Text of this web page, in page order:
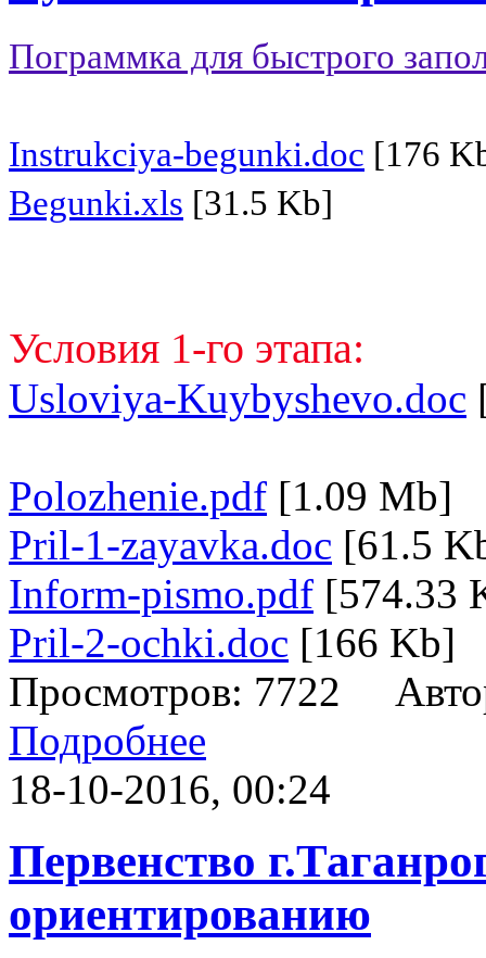
Пограммка для быстрого
Instrukciya-begunki.doc [176
Begunki.xls [31.5 Kb]
Условия 1-го этапа:
Usloviya-Kuybyshevo.doc
Polozhenie.pdf [1.09 Mb]
Pril-1-zayavka.doc [61.5
Inform-pismo.pdf [574.33
Pril-2-ochki.doc [166 Kb]
Просмотров: 7722
Подробнее
18-10-2016, 00:24
Первенство
ориентированию